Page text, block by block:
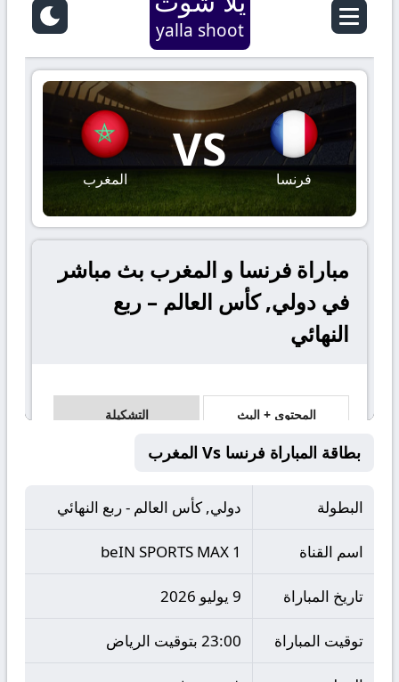
بطاقة المباراة فرنسا Vs المغرب
البطولة دولي, كأس العالم - ربع النهائي
اسم القناة beIN SPORTS MAX 1
تاريخ المباراة 9 يوليو 2026
توقيت المباراة 23:00 بتوقيت الرياض